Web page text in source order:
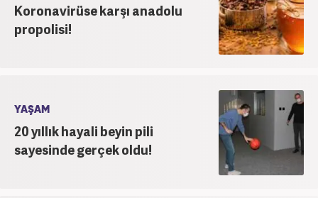
Koronavirüse karşı anadolu
propolisi!
YAŞAM
20 yıllık hayali beyin pili
sayesinde gerçek oldu!